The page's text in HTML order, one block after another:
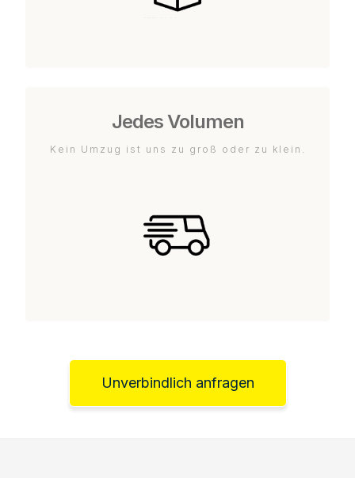
Jedes Volumen
Kein Umzug ist uns zu groß oder zu klein.
Unverbindlich anfragen